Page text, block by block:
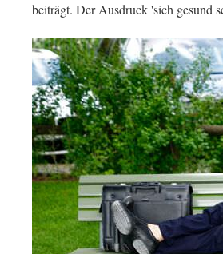
beiträgt. Der Ausdruck 'sich gesund